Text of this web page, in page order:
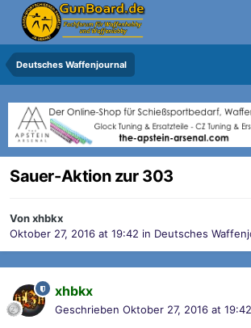
Deutsches Waffenjournal
Sauer-Aktion zur 303
Vonxhbkx
Oktober 27, 2016 at 19:42 in Deutsches
xhbkx
Geschrieben Oktober 27, 2016 at 19:42